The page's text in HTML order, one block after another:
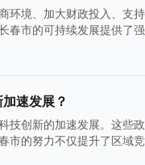
环境、加大财政投入、支
春市的可持续发展提供了
速发展？
技创新的加速发展。这些
市的努力不仅提升了区域